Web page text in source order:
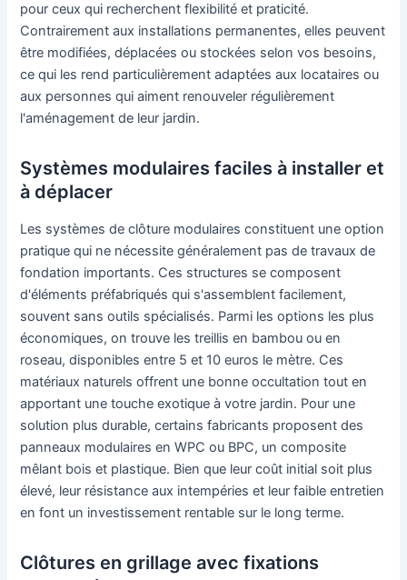
pour ceux qui recherchent flexibilité et praticité.
Contrairement aux installations permanentes, elles peuvent
être modifiées, déplacées ou stockées selon vos besoins,
ce qui les rend particulièrement adaptées aux locataires ou
aux personnes qui aiment renouveler régulièrement
l'aménagement de leur jardin.
Systèmes modulaires faciles à installer et
à déplacer
Les systèmes de clôture modulaires constituent une option
pratique qui ne nécessite généralement pas de travaux de
fondation importants. Ces structures se composent
d'éléments préfabriqués qui s'assemblent facilement,
souvent sans outils spécialisés. Parmi les options les plus
économiques, on trouve les treillis en bambou ou en
roseau, disponibles entre 5 et 10 euros le mètre. Ces
matériaux naturels offrent une bonne occultation tout en
apportant une touche exotique à votre jardin. Pour une
solution plus durable, certains fabricants proposent des
panneaux modulaires en WPC ou BPC, un composite
mêlant bois et plastique. Bien que leur coût initial soit plus
élevé, leur résistance aux intempéries et leur faible entretien
en font un investissement rentable sur le long terme.
Clôtures en grillage avec fixations